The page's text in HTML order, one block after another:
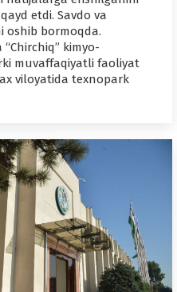
etdi. Savdo va
oshib bormoqda.
kimyo-
muvaffaqiyatli faoliyat
viloyatida texnopark